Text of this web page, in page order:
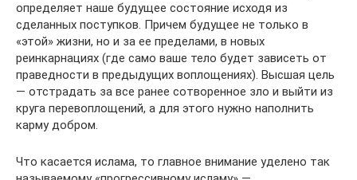
определяет наше будущее состояние исходя из
сделанных поступков. Причем будущее не только в
«этой» жизни, но и за ее пределами, в новых
реинкарнациях (где само ваше тело будет зависеть от
праведности в предыдущих воплощениях). Высшая цель
— отстрадать за все ранее сотворенное зло и выйти из
круга перевоплощений, а для этого нужно наполнить
карму добром.
Что касается ислама, то главное внимание уделено так